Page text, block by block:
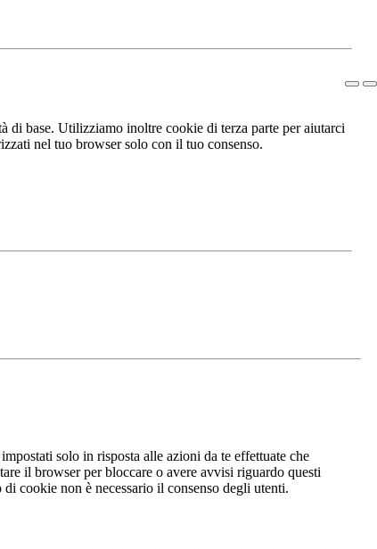
di base. Utilizziamo inoltre cookie di terza parte per aiutarci
nel tuo browser solo con il tuo consenso.
solo in risposta alle azioni da te effettuate che
il browser per bloccare o avere avvisi riguardo questi
cookie non è necessario il consenso degli utenti.